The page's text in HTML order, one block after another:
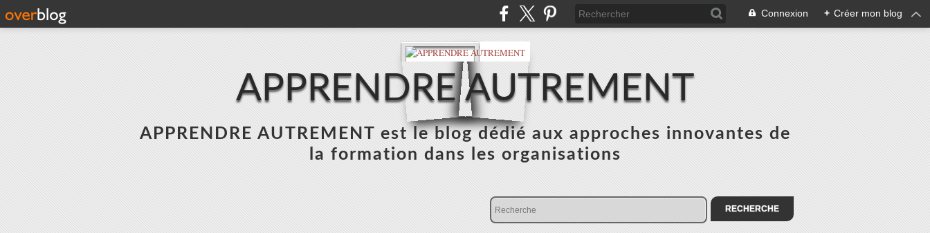
Connexion + Créer mon blog
APPRENDRE AUTREMENT
APPRENDRE AUTREMENT est le blog dédié aux approches innovantes de
la formation dans les organisations